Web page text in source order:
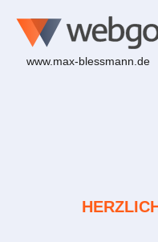
www.max-blessmann.de